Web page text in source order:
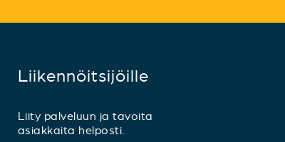
Liikennöitsijöille
Liity palveluun ja tavoita
asiakkaita helposti.